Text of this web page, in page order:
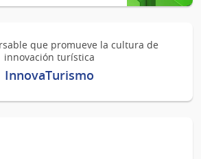
InnovaTurismo
que promueve la cultura de
innovación turística